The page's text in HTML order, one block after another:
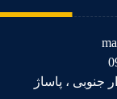
جنوبی ، پاساژ